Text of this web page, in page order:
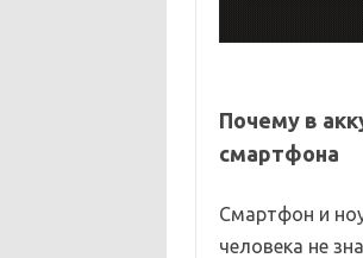
Почему в
смартфона
Смартфон и
человека не